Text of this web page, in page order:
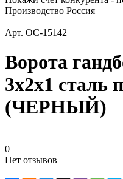
Производство Россия
Арт. ОС-15142
Ворота
3х2х1 сталь
(ЧЕРНЫЙ)
0
Нет отзывов